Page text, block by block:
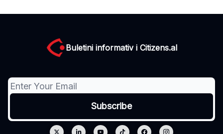
Buletini informativ i Citizens.al